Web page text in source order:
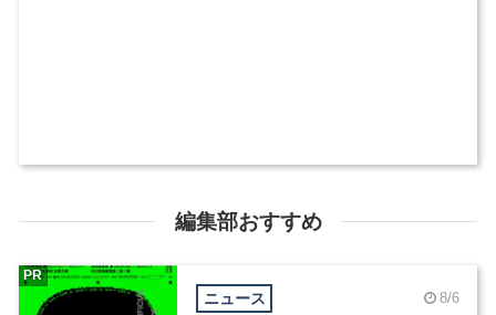
編集部おすすめ
ニュース 8/6
PR